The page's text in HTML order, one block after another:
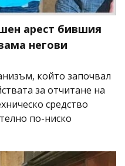
арест бившия
негови
който започвал
за отчитане на
средство
по-ниско